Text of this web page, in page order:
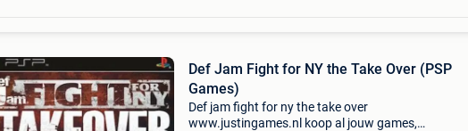
Def Jam Fight for NY the Take Over (PSP
Games)
Def jam fight for ny the take over
www.justingames.nl koop al jouw games,